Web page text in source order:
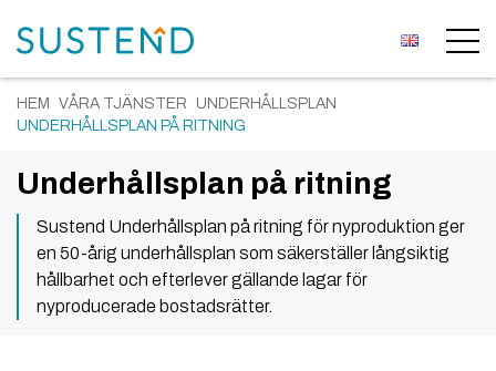
HEM VÅRA TJÄNSTER
UNDERHÅLLSPLAN
UNDERHÅLLSPLAN PÅ RITNING
Underhållsplan på ritning
Sustend Underhållsplan på ritning för nyproduktion ger
en 50-årig underhållsplan som säkerställer långsiktig
hållbarhet och efterlever gällande lagar för
nyproducerade bostadsrätter.